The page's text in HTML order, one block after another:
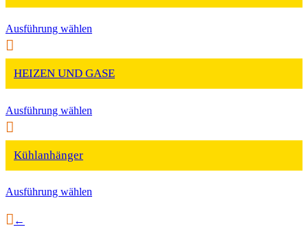
Ausführung wählen
HEIZEN UND GASE
Ausführung wählen
Kühlanhänger
Ausführung wählen
←